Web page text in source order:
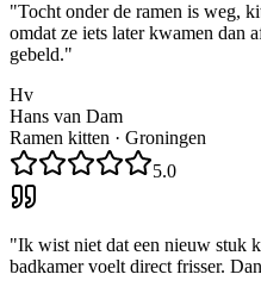
"Tocht onder de ramen is weg,
omdat ze iets later kwamen dan
gebeld."
Hv
Hans van Dam
Ramen kitten · Groningen
5.0
"Ik wist niet dat een nieuw stuk
badkamer voelt direct frisser.